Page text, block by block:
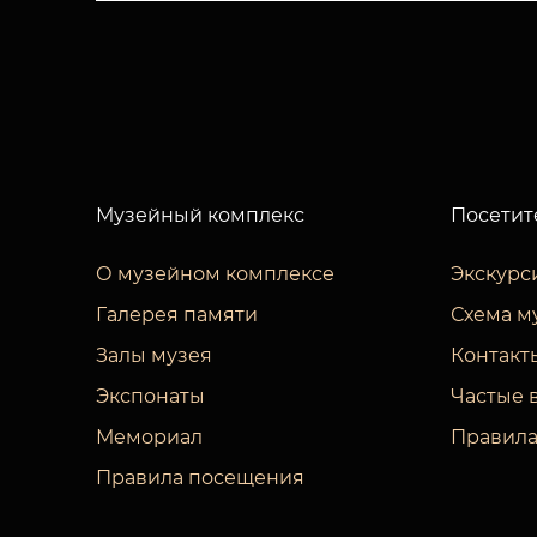
Музейный комплекс
О музейном комплексе
Галерея памяти
Залы музея
Экспонаты
Мемориал
Правила посещения
Схема
Частые